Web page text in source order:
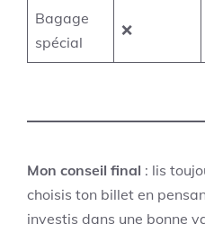
Bagage
spécial
❌
Mon conseil final : lis
choisis ton billet en
investis dans une bonne